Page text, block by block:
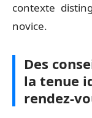
contexte
novice.
Des
la tenue
rendez-